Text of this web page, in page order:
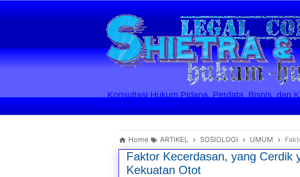
Konsultasi Hukum Pidana, Perdata, Bisnis, dan
Layanan Berlaku
Home ARTIKEL SOSIOLOGI UMUM
Faktor Kecerdasan, yang Cerdik
Kekuatan Otot